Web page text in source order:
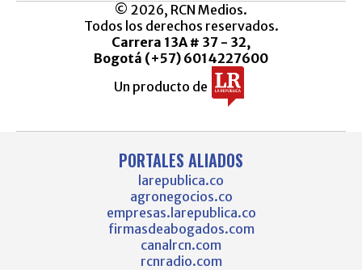
© 2026, RCN Medios.
Todos los derechos reservados.
Carrera 13A # 37 - 32,
Bogotá (+57) 6014227600
Un producto de
PORTALES ALIADOS
larepublica.co
agronegocios.co
empresas.larepublica.co
firmasdeabogados.com
canalrcn.com
rcnradio.com